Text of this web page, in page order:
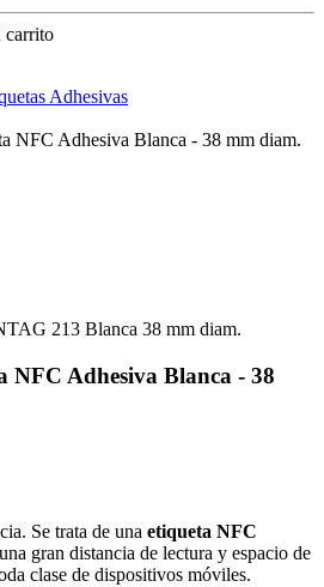
carrito
Adhesivas
NFC Adhesiva Blanca - 38 mm diam.
NFC Adhesiva Blanca - 38
Se trata de una etiqueta NFC
gran distancia de lectura y espacio de
clase de dispositivos móviles.